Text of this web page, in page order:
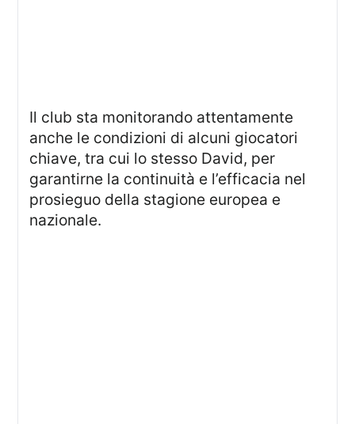
Il club sta monitorando attentamente
anche le condizioni di alcuni giocatori
chiave, tra cui lo stesso David, per
garantirne la continuità e l’efficacia nel
prosieguo della stagione europea e
nazionale.